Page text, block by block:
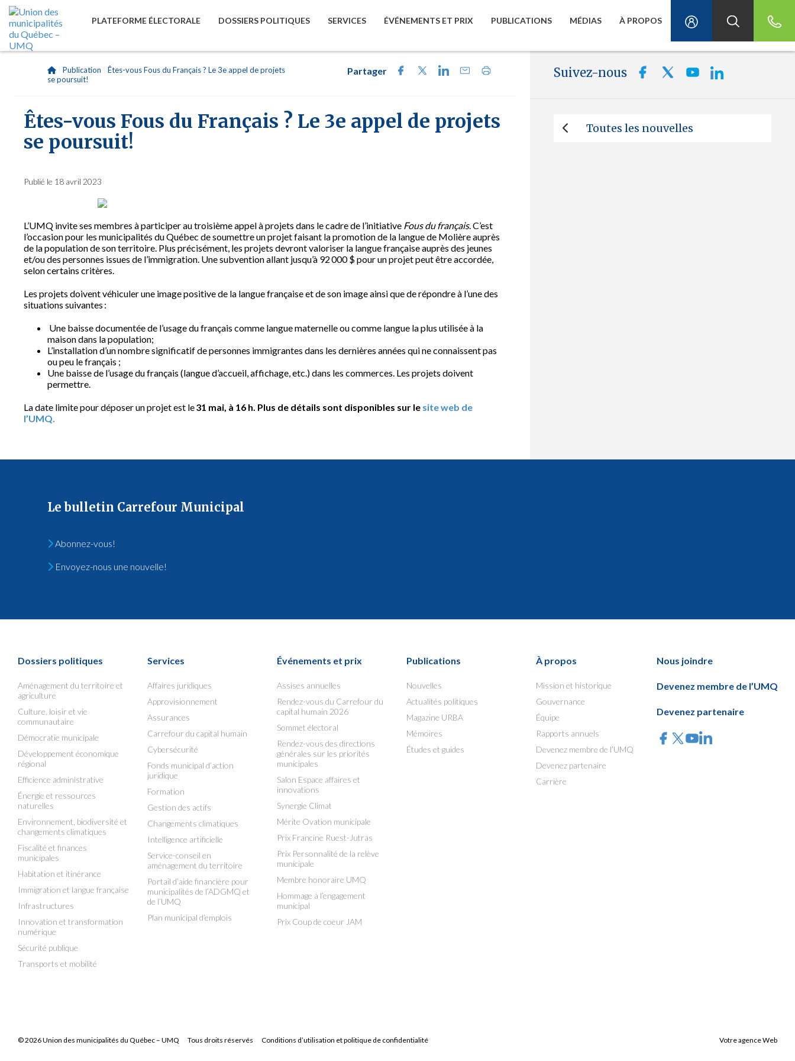
PLATEFORME ÉLECTORALE DOSSIERS POLITIQUES SERVICES ÉVÉNEMENTS ET PRIX PUBLICATIONS MÉDIAS À PROPOS
Publication
Êtes-vous Fous du Français ? Le 3e appel de projets
se poursuit!
Partager
Êtes-vous Fous du Français ? Le 3e appel de projets
se poursuit!
Publié le 18 avril 2023
L’UMQ invite ses membres à participerau troisième appel à projets dans le cadre de l’initiative Fous du français. C’est
l’occasion pour les municipalités du Québec de soumettre un projet faisant la promotion de la langue de Molière auprès
de la population de son territoire. Plus précisément, les projets devront valoriser la langue française auprès des jeunes
et/ou des personnes issues de l’immigration. Une subvention allant jusqu’à 92 000 $ pour un projet peut être accordée,
selon certains critères.
Les projets doivent véhiculer une image positive de la langue française et de son image ainsi que de répondre à l’une des
situations suivantes :
Une baisse documentée de l’usage du français comme langue maternelle ou comme langue la plus utilisée à la
maison dans la population;
L’installation d’un nombre significatif de personnes immigrantes dans les dernières années qui ne connaissent pas
ou peu le français ;
Une baisse de l’usage du français (langue d’accueil, affichage, etc.) dans les commerces. Les projets doivent
permettre.
La date limite pour déposer un projet est le31 mai, à 16 h. Plus de détails sont disponibles sur le site web de
l’UMQ.
Suivez-nous
Toutes les nouvelles
Le bulletin Carrefour Municipal
Abonnez-vous!
Envoyez-nous une nouvelle!
Dossiers politiques
Aménagement du territoire et
agriculture
Culture, loisir et vie
communautaire
Démocratie municipale
Développement économique
régional
Efficience administrative
Énergie et ressources
naturelles
Environnement, biodiversité et
changements climatiques
Fiscalité et finances
municipales
Habitation et itinérance
Immigration et langue française
Infrastructures
Innovation et transformation
numérique
Sécurité publique
Transports et mobilité
Services
Affaires juridiques
Approvisionnement
Assurances
Carrefour du capital humain
Cybersécurité
Fonds municipal d’action
juridique
Formation
Gestion des actifs
Changements climatiques
Intelligence artificielle
Service-conseil en
aménagement du territoire
Portail d’aide financière pour
municipalités de l’ADGMQ et
de l’UMQ
Plan municipal d’emplois
Événements et prix
Assises annuelles
Rendez-vous du Carrefour du
capital humain 2026
Sommet électoral
Rendez-vous des directions
générales sur les priorités
municipales
Salon Espace affaires et
innovations
Synergie Climat
Mérite Ovation municipale
Prix Francine Ruest-Jutras
Prix Personnalité de la relève
municipale
Membre honoraire UMQ
Hommage à l’engagement
municipal
Prix Coup de coeur JAM
Publications
Nouvelles
Actualités politiques
Magazine URBA
Mémoires
Études et guides
À propos
Mission et historique
Gouvernance
Équipe
Rapports annuels
Devenez membre de l’UMQ
Devenez partenaire
Carrière
Nous joindre
Devenez membre de l’UMQ
Devenez partenaire
© 2026 Union des municipalités du Québec – UMQ Tous droits réservés Conditions d’utilisation et politique de confidentialité Votre agence Web